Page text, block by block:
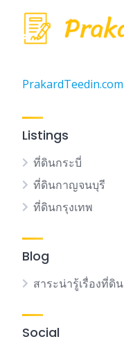
PrakardTeedin.com
Listings
ที่ดินกระบี่
ที่ดินกาญจนบุรี
ที่ดินกรุงเทพ
Blog
สาระน่ารู้เรื่องที่ดิน
Social